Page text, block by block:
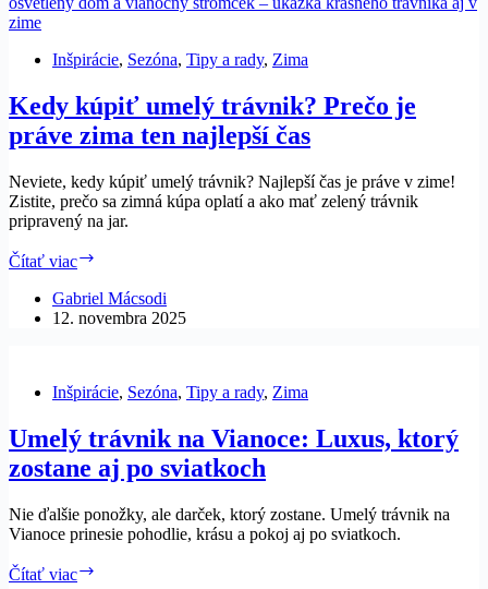
Inšpirácie, Sezóna, Tipy a rady, Zima
Kedy kúpiť umelý trávnik? Prečo je
práve zima ten najlepší čas
Neviete, kedy kúpiť umelý trávnik? Najlepší čas je práve v zime!
Zistite, prečo sa zimná kúpa oplatí a ako mať zelený trávnik
pripravený na jar.
Čítať viac
umelý
trávnik?
zima
najlepší
čas
Gabriel Mácsodi
12. novembra 2025
Inšpirácie, Sezóna, Tipy a rady, Zima
Umelý trávnik na Vianoce: Luxus, ktorý
zostane aj po sviatkoch
Nie ďalšie ponožky, ale darček, ktorý zostane. Umelý trávnik na
Vianoce prinesie pohodlie, krásu a pokoj aj po sviatkoch.
Čítať viac